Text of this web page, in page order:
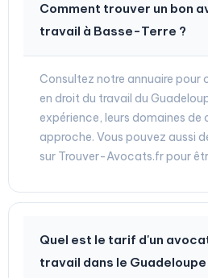
Comment trouver un bon
travail à Basse-Terre ?
Consultez notre annuaire pour
en droit du travail du
expérience, leurs domaines
approche. Vous pouvez aussi
sur Trouver-Avocats.fr pour
Quel est le tarif d'un
travail dans le Guadeloupe